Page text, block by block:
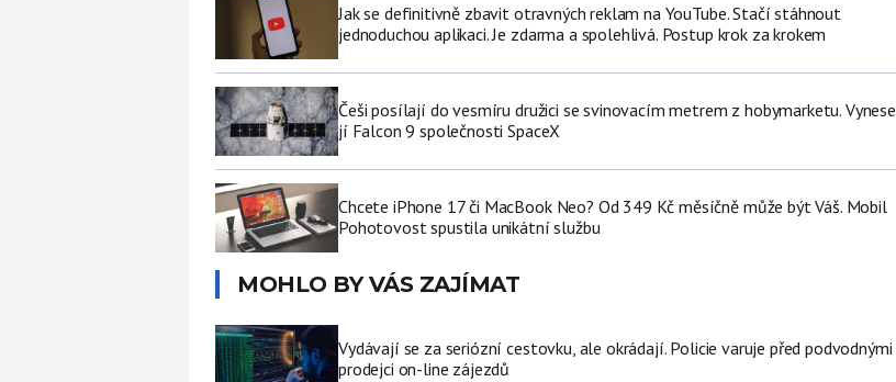
Jak se definitivně zbavit otravných reklam na YouTube. Stačí stáhnout
jednoduchou aplikaci. Je zdarma a spolehlivá. Postup krok za krokem
Češi posílají do vesmíru družici se svinovacím metrem z hobymarketu. Vynese
jí Falcon 9 společnosti SpaceX
Chcete iPhone 17 či MacBook Neo? Od 349 Kč měsíčně může být Váš. Mobil
Pohotovost spustila unikátní službu
MOHLO BY VÁS ZAJÍMAT
Vydávají se za seriózní cestovku, ale okrádají. Policie varuje před podvodnými
prodejci on-line zájezdů